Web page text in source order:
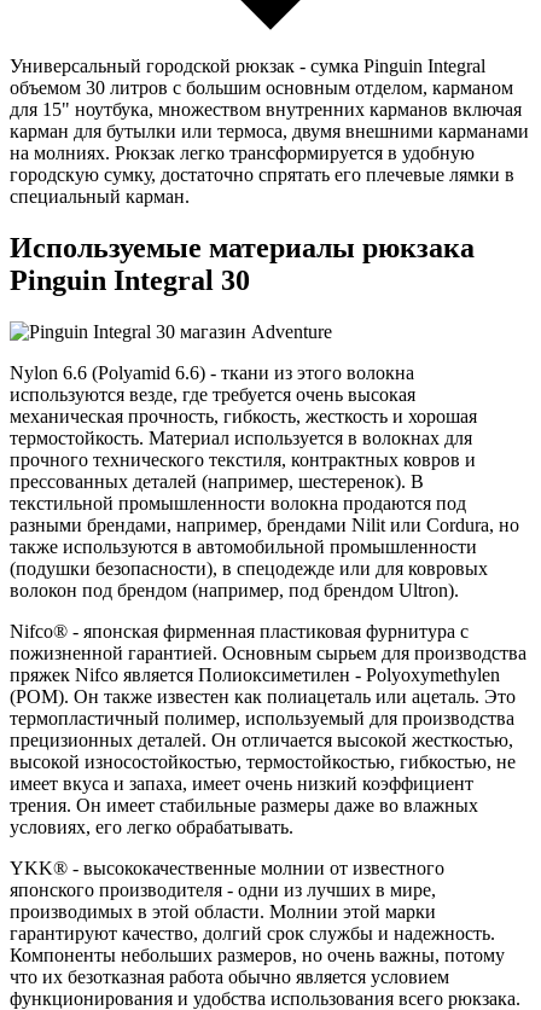
Универсальный городской рюкзак - сумка Pinguin Integral
объемом 30 литров с большим основным отделом, карманом
для 15" ноутбука, множеством внутренних карманов включая
карман для бутылки или термоса, двумя внешними карманами
на молниях. Рюкзак легко трансформируется в удобную
городскую сумку, достаточно спрятать его плечевые лямки в
специальный карман.
Используемые материалы рюкзака
Pinguin Integral 30
Nylon 6.6 (Polyamid 6.6) - ткани из этого волокна
используются везде, где требуется очень высокая
механическая прочность, гибкость, жесткость и хорошая
термостойкость. Материал используется в волокнах для
прочного технического текстиля, контрактных ковров и
прессованных деталей (например, шестеренок). В
текстильной промышленности волокна продаются под
разными брендами, например, брендами Nilit или Cordura, но
также используются в автомобильной промышленности
(подушки безопасности), в спецодежде или для ковровых
волокон под брендом (например, под брендом Ultron).
Nifco® - японская фирменная пластиковая фурнитура с
пожизненной гарантией. Основным сырьем для производства
пряжек Nifco является Полиоксиметилен - Polyoxymethylen
(POM). Он также известен как полиацеталь или ацеталь. Это
термопластичный полимер, используемый для производства
прецизионных деталей. Он отличается высокой жесткостью,
высокой износостойкостью, термостойкостью, гибкостью, не
имеет вкуса и запаха, имеет очень низкий коэффициент
трения. Он имеет стабильные размеры даже во влажных
условиях, его легко обрабатывать.
YKK® - высококачественные молнии от известного
японского производителя - одни из лучших в мире,
производимых в этой области. Молнии этой марки
гарантируют качество, долгий срок службы и надежность.
Компоненты небольших размеров, но очень важны, потому
что их безотказная работа обычно является условием
функционирования и удобства использования всего рюкзака.